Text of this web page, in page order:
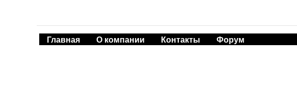
Главная О компании Контакты Форум